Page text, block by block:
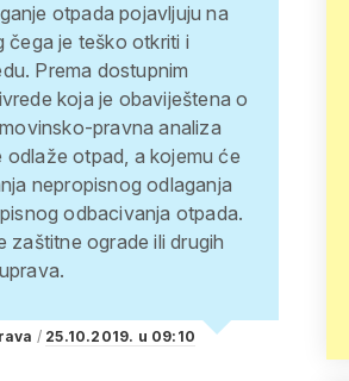
otpada pojavljuju na
čega je teško otkriti i
Prema dostupnim
koja je obaviještena o
pravna analiza
otpad, a kojemu će
nepropisnog odlaganja
odbacivanja otpada.
ograde ili drugih
/ 25.10.2019. u 09:10